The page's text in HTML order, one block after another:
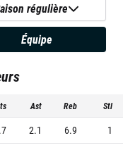
régulière
Équipe
Ast Reb Stl
2.1 6.9
1